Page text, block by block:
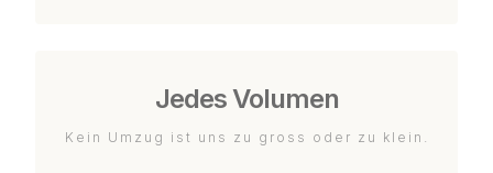
Jedes Volumen
Kein Umzug ist uns zu gross oder zu klein.